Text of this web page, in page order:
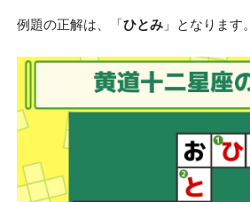
例題の正解は、「ひとみ」となります。